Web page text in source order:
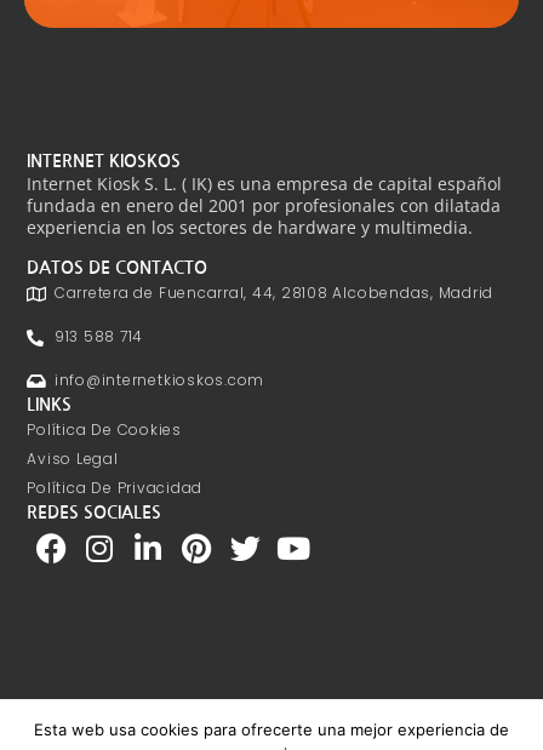
INTERNET KIOSKOS
Internet Kiosk S. L. ( IK) es una empresa de capital español
fundada en enero del 2001 por profesionales con dilatada
experiencia en los sectores de hardware y multimedia.
DATOS DE CONTACTO
Carretera de Fuencarral, 44, 28108 Alcobendas, Madrid
913 588 714
info@internetkioskos.com
LINKS
Política De Cookies
Aviso Legal
Política De Privacidad
REDES SOCIALES
Esta web usa cookies para ofrecerte una mejor experiencia de